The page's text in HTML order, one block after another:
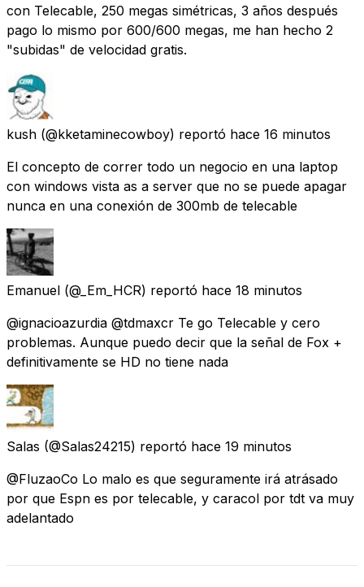
con Telecable, 250 megas simétricas, 3 años después
pago lo mismo por 600/600 megas, me han hecho 2
"subidas" de velocidad gratis.
kush (@kketaminecowboy) reportó hace 16 minutos
El concepto de correr todo un negocio en una laptop
con windows vista as a server que no se puede apagar
nunca en una conexión de 300mb de telecable
Emanuel (@_Em_HCR) reportó hace 18 minutos
@ignacioazurdia @tdmaxcr Te go Telecable y cero
problemas. Aunque puedo decir que la señal de Fox +
definitivamente se HD no tiene nada
Salas (@Salas24215) reportó hace 19 minutos
@FluzaoCo Lo malo es que seguramente irá atrásado
por que Espn es por telecable, y caracol por tdt va muy
adelantado